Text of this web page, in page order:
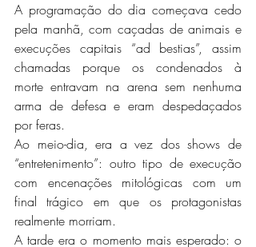
A programação do dia começava cedo
pela manhã, com caçadas de animais e
execuções capitais “ad bestias”, assim
chamadas porque os condenados à
morte entravam na arena sem nenhuma
arma de defesa e eram despedaçados
por feras.
Ao meio-dia, era a vez dos shows de
“entretenimento”: outro tipo de execução
com encenações mitológicas com um
final trágico em que os protagonistas
realmente morriam.
A tarde era o momento mais esperado: o